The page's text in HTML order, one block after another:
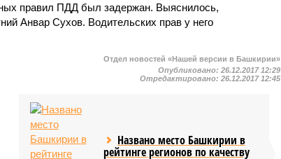
правил ПДД был задержан. Выяснилось,
Анвар Сухов. Водительских прав у него
Отдел новостей «Нашей версии в Башкирии»
Опубликовано:26.12.2017 12:29
Отредактировано:26.12.2017 12:45
Названо место Башкирии в
рейтинге регионов по качеству